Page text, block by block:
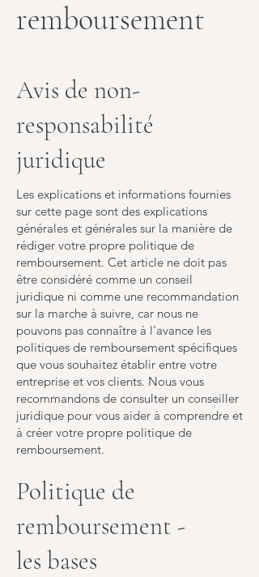
remboursement
Avis de non-
responsabilité
juridique
Les explications et informations fournies
sur cette page sont des explications
générales et générales sur la manière de
rédiger votre propre politique de
remboursement. Cet article ne doit pas
être considéré comme un conseil
juridique ni comme une recommandation
sur la marche à suivre, car nous ne
pouvons pas connaître à l'avance les
politiques de remboursement spécifiques
que vous souhaitez établir entre votre
entreprise et vos clients. Nous vous
recommandons de consulter un conseiller
juridique pour vous aider à comprendre et
à créer votre propre politique de
remboursement.
Politique de
remboursement -
les bases